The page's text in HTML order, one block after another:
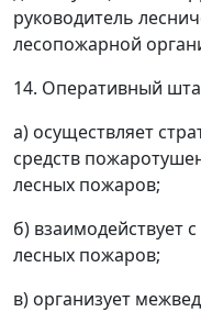
руководитель
лесопожарной
14. Оперативный
а) осуществляет
средств
лесных пожаров;
б) взаимодействует
лесных пожаров;
в) организует